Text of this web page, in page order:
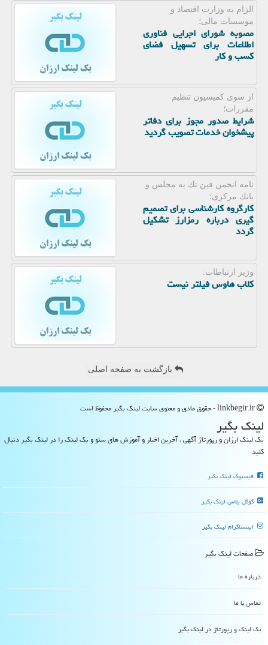
الزام به وزارت اقتصاد و
موسسات مالی؛
مصوبه شورای اجرایی فناوری
اطلاعات برای تسهیل فضای
کسب و کار
از سوی كمیسیون تنظیم
مقررات؛
شرایط صدور مجوز برای دفاتر
پیشخوان خدمات تصویب گردید
نامه انجمن فین تك به مجلس و
بانك مركزی؛
كارگروه كارشناسی برای تصمیم
گیری درباره رمزارز تشكیل
گردد
وزیر ارتباطات:
كلاب هاوس فیلتر نیست
بازگشت به صفحه اصلی
لینك بگیر
بک لینک ارزان و رپورتاژ آگهی ، آخرین اخبار و آموزش های سئو و بک لینک را در لینک بگیر دنبال
کنید
فیسبوک لینک بگیر
گوگل پلاس لینک بگیر
اینستاگرام لینک بگیر
صفحات لینك بگیر
درباره ما
تماس با ما
بک لینک و رپورتاژ در لینك بگیر